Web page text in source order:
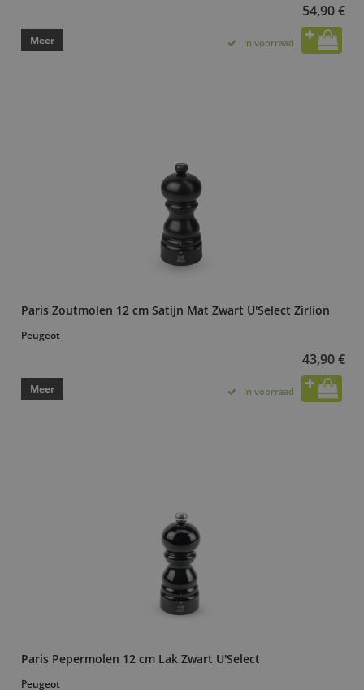
54,90 €
Meer In voorraad
Paris Zoutmolen 12 cm Satijn Mat Zwart U'Select Zirlion
Peugeot
43,90 €
Meer In voorraad
Paris Pepermolen 12 cm Lak Zwart U'Select
Peugeot